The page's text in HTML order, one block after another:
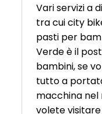
Vari servizi a
tra cui city
pasti per
Verde è il
bambini, se
tutto a
macchina nel
volete